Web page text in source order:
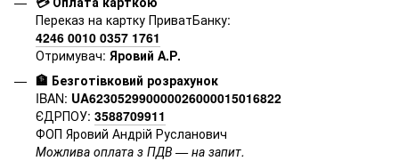
Переказ на картку ПриватБанку:
4246 0010 0357 1761
Отримувач: Яровий А.Р.
🏦 Безготівковий розрахунок
IBAN: UA623052990000026000015016822
ЄДРПОУ: 3588709911
ФОП Яровий Андрій Русланович
Можлива оплата з ПДВ — на запит.